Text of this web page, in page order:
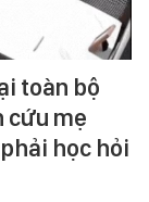
toàn bộ
cứu mẹ
học hỏi